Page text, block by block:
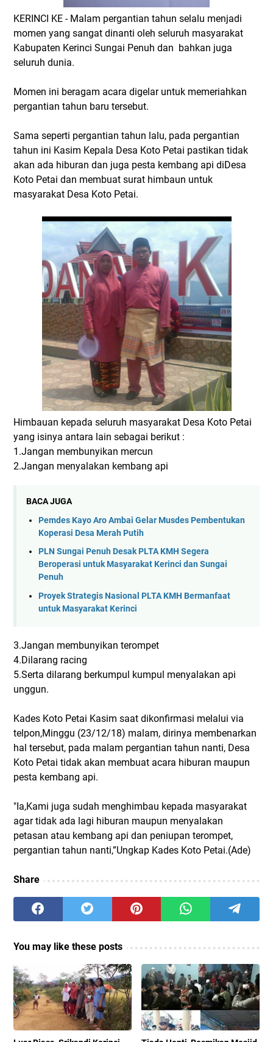
KERINCI KE - Malam pergantian tahun selalu menjadi
momen yang sangat dinanti oleh seluruh masyarakat
Kabupaten Kerinci Sungai Penuh dan bahkan juga
seluruh dunia.
Momen ini beragam acara digelar untuk memeriahkan
pergantian tahun baru tersebut.
Sama seperti pergantian tahun lalu, pada pergantian
tahun ini Kasim Kepala Desa Koto Petai pastikan tidak
akan ada hiburan dan juga pesta kembang api diDesa
Koto Petai dan membuat surat himbaun untuk
masyarakat Desa Koto Petai.
Himbauan kepada seluruh masyarakat Desa Koto Petai
yang isinya antara lain sebagai berikut :
1.Jangan membunyikan mercun
2.Jangan menyalakan kembang api
BACA JUGA
Pemdes Kayo Aro Ambai Gelar Musdes Pembentukan
Koperasi Desa Merah Putih
PLN Sungai Penuh Desak PLTA KMH Segera
Beroperasi untuk Masyarakat Kerinci dan Sungai
Penuh
Proyek Strategis Nasional PLTA KMH Bermanfaat
untuk Masyarakat Kerinci
3.Jangan membunyikan terompet
4.Dilarang racing
5.Serta dilarang berkumpul kumpul menyalakan api
unggun.
Kades Koto Petai Kasim saat dikonfirmasi melalui via
telpon,Minggu (23/12/18) malam, dirinya membenarkan
hal tersebut, pada malam pergantian tahun nanti, Desa
Koto Petai tidak akan membuat acara hiburan maupun
pesta kembang api.
"Ia,Kami juga sudah menghimbau kepada masyarakat
agar tidak ada lagi hiburan maupun menyalakan
petasan atau kembang api dan peniupan terompet,
pergantian tahun nanti,”Ungkap Kades Koto Petai.(Ade)
Share
You may like these posts